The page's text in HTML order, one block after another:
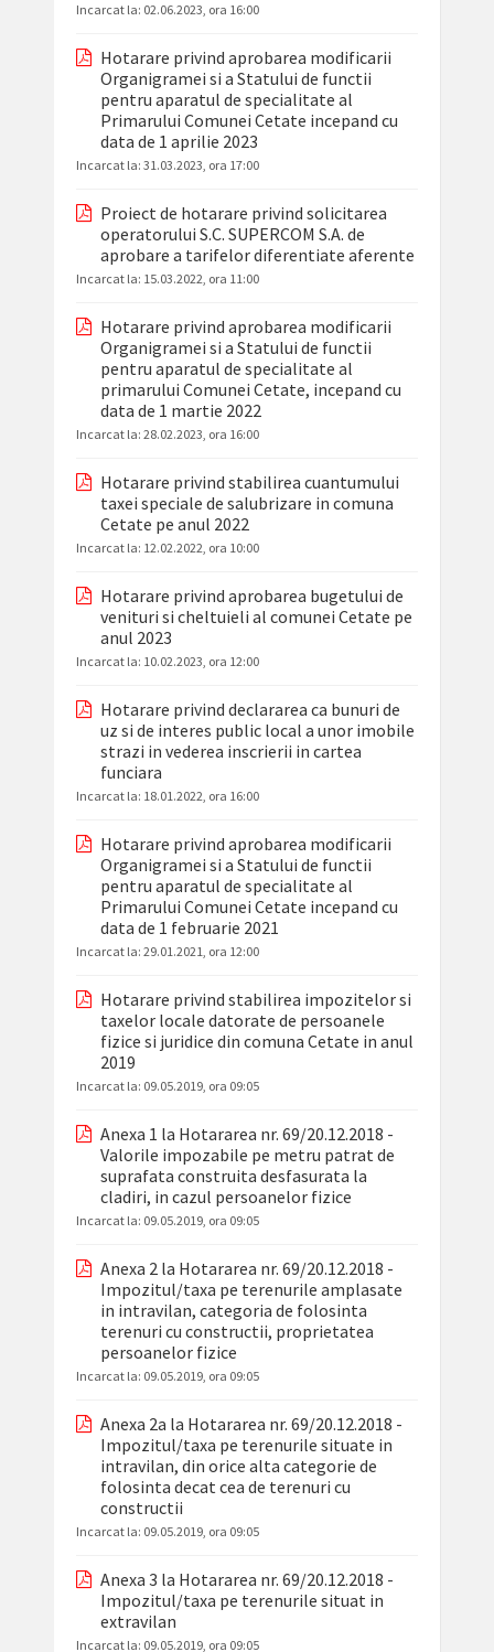
Incarcat la: 02.06.2023, ora 16:00
Hotarare privind aprobarea modificarii
Organigramei si a Statului de functii
pentru aparatul de specialitate al
Primarului Comunei Cetate incepand cu
data de 1 aprilie 2023
Incarcat la: 31.03.2023, ora 17:00
Proiect de hotarare privind solicitarea
operatorului S.C. SUPERCOM S.A. de
aprobare a tarifelor diferentiate aferente
Incarcat la: 15.03.2022, ora 11:00
Hotarare privind aprobarea modificarii
Organigramei si a Statului de functii
pentru aparatul de specialitate al
primarului Comunei Cetate, incepand cu
data de 1 martie 2022
Incarcat la: 28.02.2023, ora 16:00
Hotarare privind stabilirea cuantumului
taxei speciale de salubrizare in comuna
Cetate pe anul 2022
Incarcat la: 12.02.2022, ora 10:00
Hotarare privind aprobarea bugetului de
venituri si cheltuieli al comunei Cetate pe
anul 2023
Incarcat la: 10.02.2023, ora 12:00
Hotarare privind declararea ca bunuri de
uz si de interes public local a unor imobile
strazi in vederea inscrierii in cartea
funciara
Incarcat la: 18.01.2022, ora 16:00
Hotarare privind aprobarea modificarii
Organigramei si a Statului de functii
pentru aparatul de specialitate al
Primarului Comunei Cetate incepand cu
data de 1 februarie 2021
Incarcat la: 29.01.2021, ora 12:00
Hotarare privind stabilirea impozitelor si
taxelor locale datorate de persoanele
fizice si juridice din comuna Cetate in anul
2019
Incarcat la: 09.05.2019, ora 09:05
Anexa 1 la Hotararea nr. 69/20.12.2018 -
Valorile impozabile pe metru patrat de
suprafata construita desfasurata la
cladiri, in cazul persoanelor fizice
Incarcat la: 09.05.2019, ora 09:05
Anexa 2 la Hotararea nr. 69/20.12.2018 -
Impozitul/taxa pe terenurile amplasate
in intravilan, categoria de folosinta
terenuri cu constructii, proprietatea
persoanelor fizice
Incarcat la: 09.05.2019, ora 09:05
Anexa 2a la Hotararea nr. 69/20.12.2018 -
Impozitul/taxa pe terenurile situate in
intravilan, din orice alta categorie de
folosinta decat cea de terenuri cu
constructii
Incarcat la: 09.05.2019, ora 09:05
Anexa 3 la Hotararea nr. 69/20.12.2018 -
Impozitul/taxa pe terenurile situat in
extravilan
Incarcat la: 09.05.2019, ora 09:05